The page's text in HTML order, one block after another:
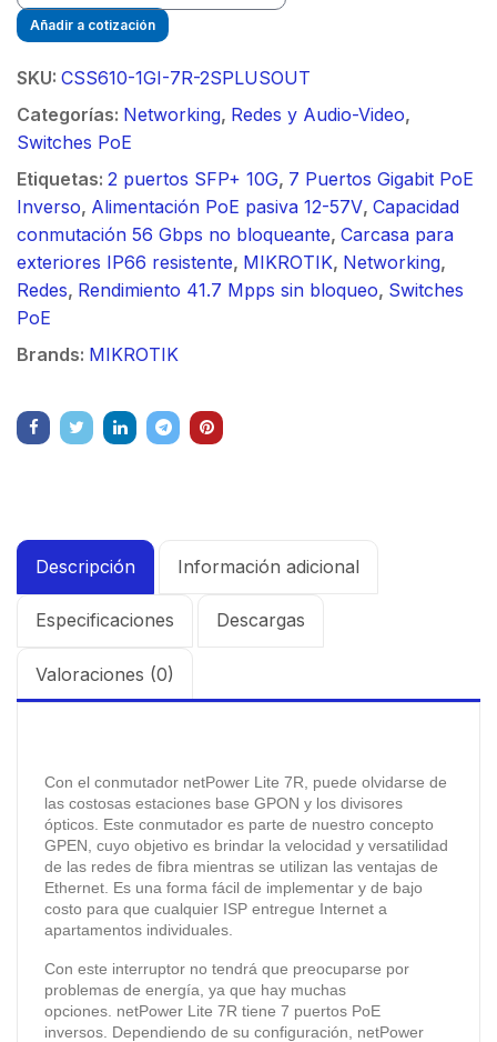
Añadir a cotización
SKU: CSS610-1GI-7R-2SPLUSOUT
Categorías: Networking, Redes y Audio-Video,
Switches PoE
Etiquetas: 2 puertos SFP+ 10G, 7 Puertos Gigabit PoE
Inverso, Alimentación PoE pasiva 12-57V, Capacidad
conmutación 56 Gbps no bloqueante, Carcasa para
exteriores IP66 resistente, MIKROTIK, Networking,
Redes, Rendimiento 41.7 Mpps sin bloqueo, Switches
PoE
Brands: MIKROTIK
Descripción Información adicional
Especificaciones Descargas
Valoraciones (0)
Con el conmutador netPower Lite 7R, puede olvidarse de
las costosas estaciones base GPON y los divisores
ópticos. Este conmutador es parte de nuestro concepto
GPEN, cuyo objetivo es brindar la velocidad y versatilidad
de las redes de fibra mientras se utilizan las ventajas de
Ethernet. Es una forma fácil de implementar y de bajo
costo para que cualquier ISP entregue Internet a
apartamentos individuales.
Con este interruptor no tendrá que preocuparse por
problemas de energía, ya que hay muchas
opciones. netPower Lite 7R tiene 7 puertos PoE
inversos. Dependiendo de su configuración, netPower